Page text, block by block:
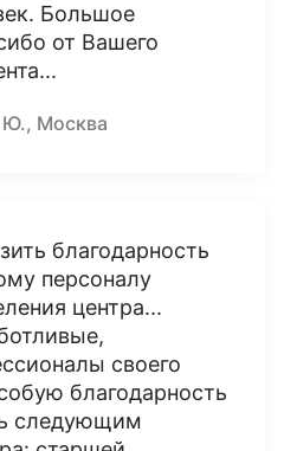
Большое
от Вашего
Ю., Москва
благодарность
персоналу
центра...
своего
благодарность
следующим